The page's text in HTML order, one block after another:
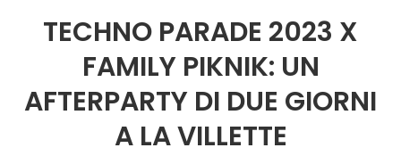
TECHNO PARADE 2023 X
FAMILY PIKNIK: UN
AFTERPARTY DI DUE GIORNI
A LA VILLETTE